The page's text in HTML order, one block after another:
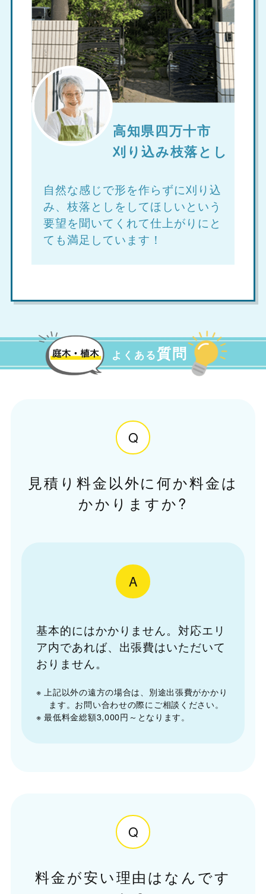
高知県四万十市
刈り込み枝落とし
自然な感じで形を作らずに刈り込
み、枝落としをしてほしいという
要望を聞いてくれて仕上がりにと
ても満足しています！
よくある質問
Q
見積り料金以外に何か料金は
かかりますか?
A
基本的にはかかりません。対応エリ
ア内であれば、出張費はいただいて
おりません。
※ 上記以外の遠方の場合は、別途出張費がかかり
ます。お問い合わせの際にご相談ください。
※ 最低料金総額3,000円～となります。
Q
料金が安い理由はなんです